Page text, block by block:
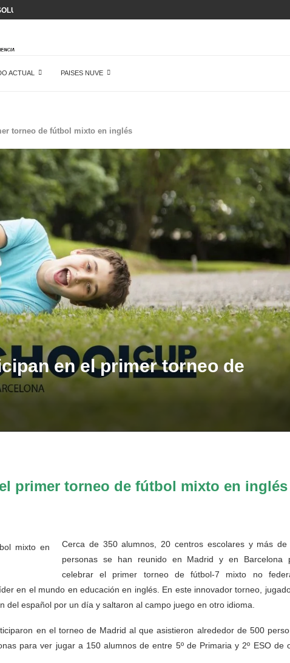
NADA EN...
ACTUAL PAISES NUVE
torneo de fútbol mixto en inglés
en el primer torneo de
primer torneo de fútbol mixto en inglés
Cerca de 350 alumnos, 20 centros escolares y más de
personas se han reunido en Madrid y en Barcelona
celebrar el primer torneo de fútbol-7 mixto no
en el mundo en educación en inglés. En este innovador torneo,
español por un día y saltaron al campo juego en otro idioma.
en el torneo de Madrid al que asistieron alrededor de 500
para ver jugar a 150 alumnos de entre 5º de Primaria y 2º ESO de